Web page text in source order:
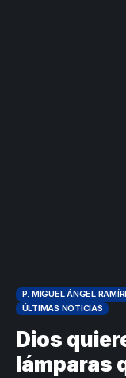
P. MIGUEL ÁNGEL
ÚLTIMAS NOTICIAS
Dios
lámparas